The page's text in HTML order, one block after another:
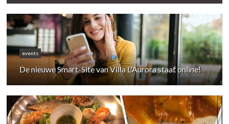
events
De nieuwe Smart-Site van Villa L'Aurora staat online!